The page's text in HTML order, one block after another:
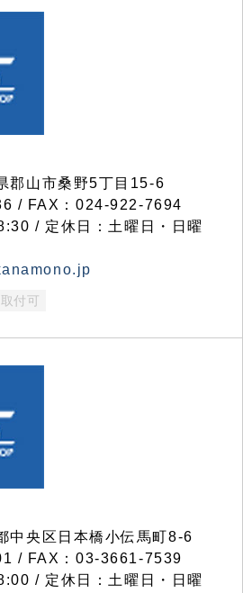
山市桑野5丁目15-6
/ FAX：024-922-7694
/ 定休日：土曜日・日曜
付可
央区日本橋小伝馬町8-6
/ FAX：03-3661-7539
/ 定休日：土曜日・日曜